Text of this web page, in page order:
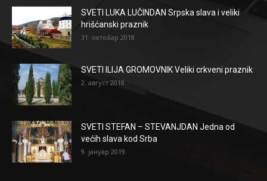
SVETI LUKA LUČINDAN Srpska slava i veliki
hrišćanski praznik
31. октобар 2018.
SVETI ILIJA GROMOVNIK Veliki crkveni praznik
2. август 2018.
SVETI STEFAN – STEVANJDAN Jedna od
većih slava kod Srba
9. јануар 2019.